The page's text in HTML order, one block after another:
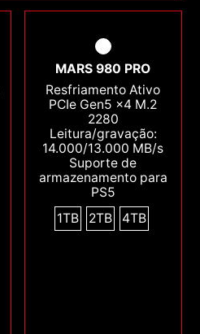
MARS 980 PRO
Resfriamento Ativo
PCIe Gen5 x4 M.2
2280
Leitura/gravação:
14.000/13.000 MB/s
Suporte de
armazenamento para
PS5
1TB
2TB 4TB